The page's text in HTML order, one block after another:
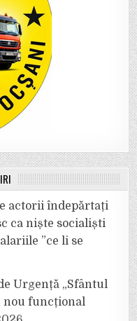
actorii îndepărtați
ca niște socialiști
”ce li se
Urgență „Sfântul
nou funcțional